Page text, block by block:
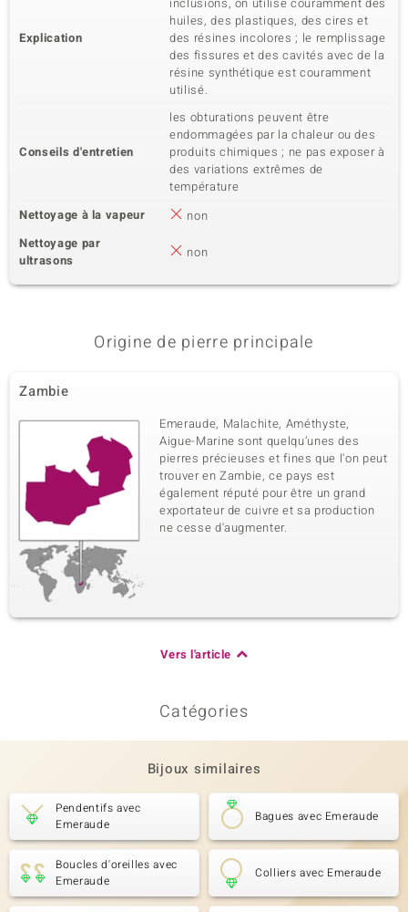
Rond
Sertissage Origine
Cambodge
Explication
huiles, des plastiques, des cires et
des résines incolores ; le remplissage
des fissures et des cavités avec de la
résine synthétique est couramment
utilisé.
Conseils d'entretien
les obturations peuvent être
endommagées par la chaleur ou des
produits chimiques ; ne pas exposer à
des variations extrêmes de
température
Nettoyage à la vapeur
non
Nettoyage par
ultrasons
non
Origine de pierre principale
Zambie
Emeraude, Malachite, Améthyste,
Aigue-Marine sont quelqu’unes des
pierres précieuses et fines que l'on peut
trouver en Zambie, ce pays est
également réputé pour être un grand
exportateur de cuivre et sa production
ne cesse d'augmenter.
Vers l'article
Catégories
Bijoux similaires
Pendentifs avec
Emeraude
Bagues avec Emeraude
Boucles d'oreilles avec
Emeraude
Colliers avec Emeraude